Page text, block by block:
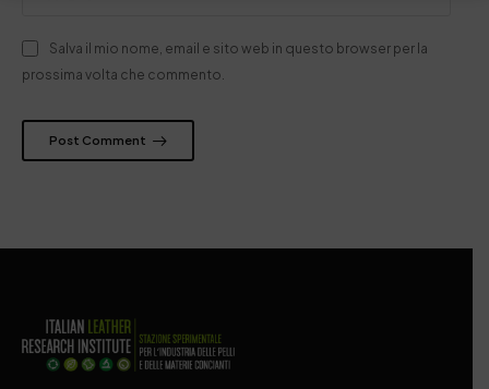
Salva il mio nome, email e sito web in questo browser per la
prossima volta che commento.
Post Comment